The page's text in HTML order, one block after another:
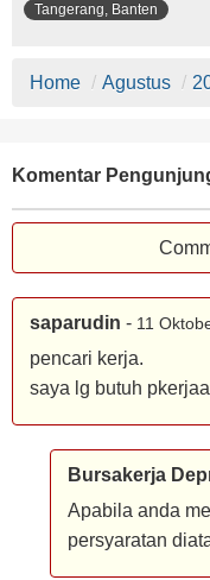
Tangerang, Banten
Home / Agustus /
Komentar
saparudin - 11
pencari kerja.
saya lg butuh
Bursakerja
Apabila anda
persyaratan